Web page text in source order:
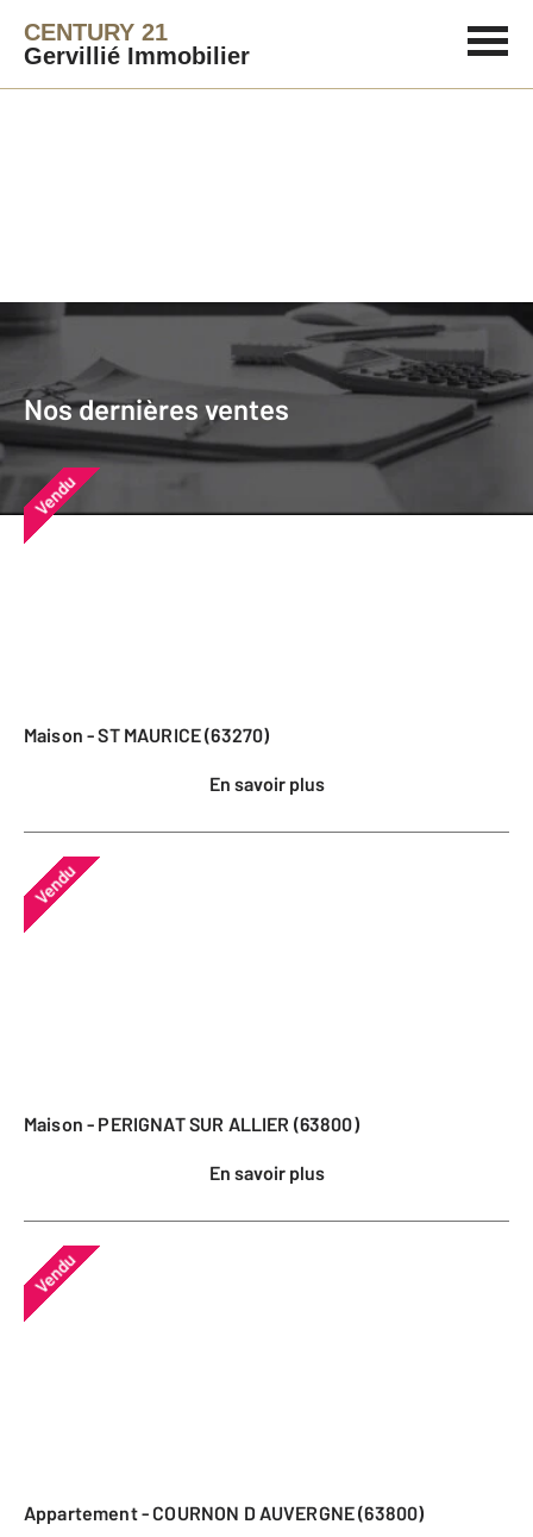
CENTURY 21
Gervillié Immobilier
Nos dernières ventes
Nos dernières ventes
Nos derniers biens vendus près de
chez vous
Vendu
Maison - ST MAURICE (63270)
En savoir plus
Vendu
Maison - PERIGNAT SUR ALLIER (63800)
En savoir plus
Vendu
Appartement - COURNON D AUVERGNE (63800)